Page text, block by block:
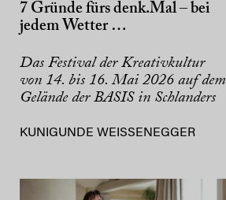
7 Gründe fürs denk.Mal – bei
jedem Wetter …
Das Festival der Kreativkultur
von 14. bis 16. Mai 2026 auf dem
Gelände der BASIS in Schlanders
KUNIGUNDE WEISSENEGGER